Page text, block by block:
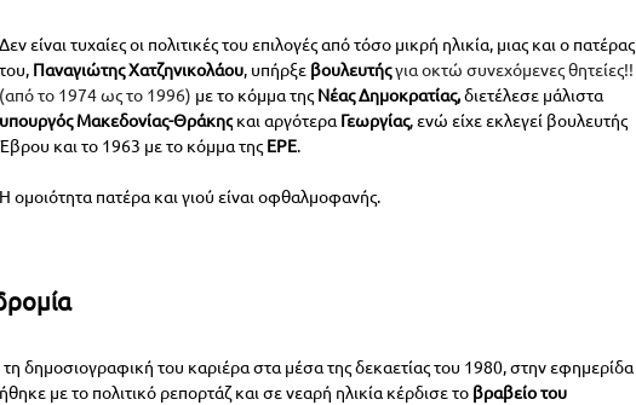
Δεν είναι τυχαίες οι πολιτικές του επιλογές από τόσο μικρή ηλικία, μιας και ο πατέρας
του, Παναγιώτης Χατζηνικολάου, υπήρξε βουλευτής για οκτώ συνεχόμενες θητείες!!
(από το 1974 ως το 1996) με το κόμμα της Νέας Δημοκρατίας, διετέλεσε μάλιστα
υπουργός Μακεδονίας-Θράκης και αργότερα Γεωργίας, ενώ είχε εκλεγεί βουλευτής
Έβρου και το 1963 με το κόμμα της ΕΡΕ.
Η ομοιότητα πατέρα και γιού είναι οφθαλμοφανής.
τη δημοσιογραφική του καριέρα στα μέσα της δεκαετίας του 1980, στην εφημερίδα
με το πολιτικό ρεπορτάζ και σε νεαρή ηλικία κέρδισε το βραβείο του